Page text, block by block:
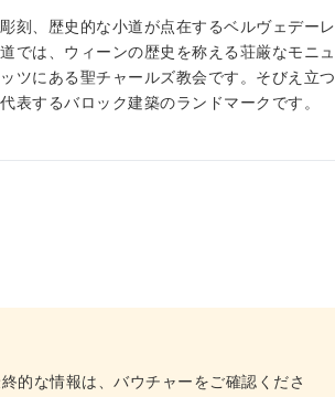
刻、歴史的な小道が点在するベルヴェデーレ
では、ウィーンの歴史を称える荘厳なモニュ
ツにある聖チャールズ教会です。そびえ立つ
表するバロック建築のランドマークです。
的な情報は、バウチャーをご確認くださ